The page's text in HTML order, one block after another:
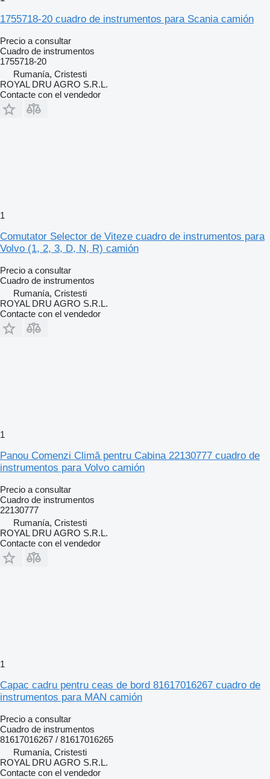
1755718-20 cuadro de instrumentos para Scania camión
Precio a consultar
Cuadro de instrumentos
1755718-20
Rumanía, Cristesti
ROYAL DRU AGRO S.R.L.
Contacte con el vendedor
1
Comutator Selector de Viteze cuadro de instrumentos para
Volvo (1, 2, 3, D, N, R) camión
Precio a consultar
Cuadro de instrumentos
Rumanía, Cristesti
ROYAL DRU AGRO S.R.L.
Contacte con el vendedor
1
Panou Comenzi Climă pentru Cabina 22130777 cuadro de
instrumentos para Volvo camión
Precio a consultar
Cuadro de instrumentos
22130777
Rumanía, Cristesti
ROYAL DRU AGRO S.R.L.
Contacte con el vendedor
1
Capac cadru pentru ceas de bord 81617016267 cuadro de
instrumentos para MAN camión
Precio a consultar
Cuadro de instrumentos
81617016267 / 81617016265
Rumanía, Cristesti
ROYAL DRU AGRO S.R.L.
Contacte con el vendedor